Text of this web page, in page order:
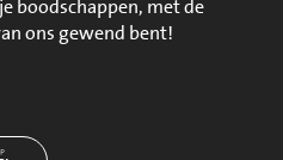
boodschappen, met de
ons gewend bent!